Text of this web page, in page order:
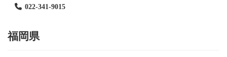
022-341-9015
福岡県